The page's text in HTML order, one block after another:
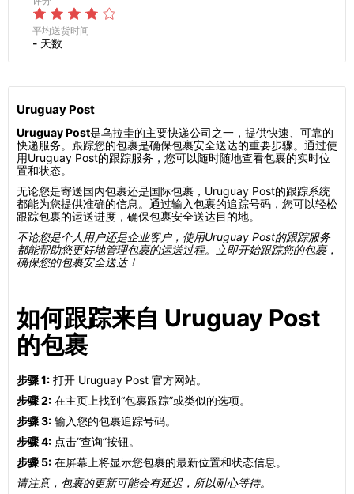
平均送货时间
- 天数
Uruguay Post
Uruguay Post是乌拉圭的主要快递公司之一，提供快速、可靠的
快递服务。跟踪您的包裹是确保包裹安全送达的重要步骤。通过使
用Uruguay Post的跟踪服务，您可以随时随地查看包裹的实时位
置和状态。
无论您是寄送国内包裹还是国际包裹，Uruguay Post的跟踪系统
都能为您提供准确的信息。通过输入包裹的追踪号码，您可以轻松
跟踪包裹的运送进度，确保包裹安全送达目的地。
不论您是个人用户还是企业客户，使用Uruguay Post的跟踪服务
都能帮助您更好地管理包裹的运送过程。立即开始跟踪您的包裹，
确保您的包裹安全送达！
如何跟踪来自 Uruguay Post
的包裹
步骤 1: 打开 Uruguay Post 官方网站。
步骤 2: 在主页上找到“包裹跟踪”或类似的选项。
步骤 3: 输入您的包裹追踪号码。
步骤 4: 点击“查询”按钮。
步骤 5: 在屏幕上将显示您包裹的最新位置和状态信息。
请注意，包裹的更新可能会有延迟，所以耐心等待。